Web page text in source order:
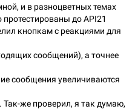
и в разноцветных темах
до API21
кнопкам с реакциями для
сообщений), а точнее
сообщения увеличиваются
же проверил, я так думаю,